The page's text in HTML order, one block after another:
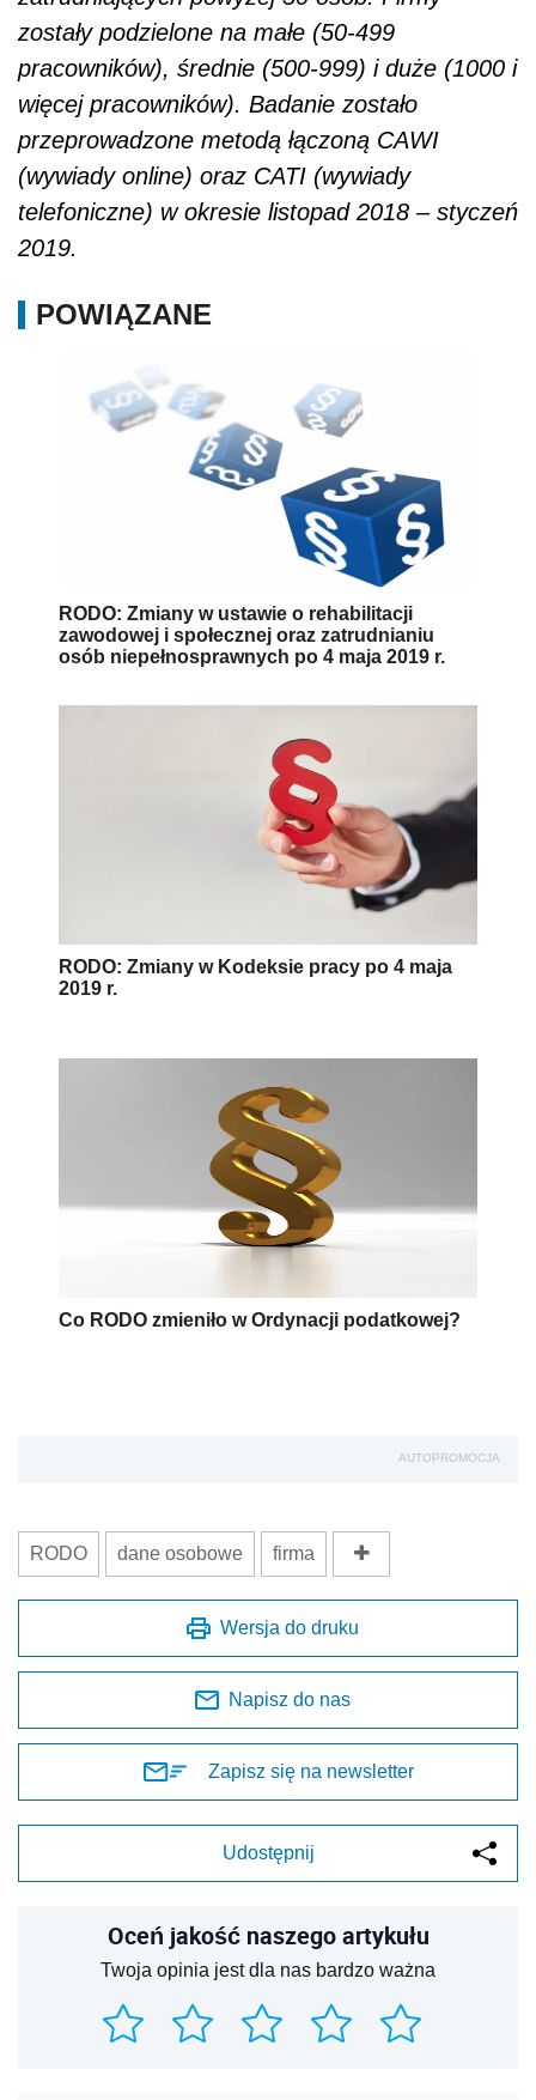
zostały podzielone na małe (50-499
pracowników), średnie (500-999) i duże (1000 i
więcej pracowników). Badanie zostało
przeprowadzone metodą łączoną CAWI
(wywiady online) oraz CATI (wywiady
telefoniczne) w okresie listopad 2018 – styczeń
2019.
POWIĄZANE
RODO: Zmiany w ustawie o rehabilitacji
zawodowej i społecznej oraz zatrudnianiu
osób niepełnosprawnych po 4 maja 2019 r.
RODO: Zmiany w Kodeksie pracy po 4 maja
2019 r.
Co RODO zmieniło w Ordynacji podatkowej?
AUTOPROMOCJA
RODO dane osobowe firma
Wersja do druku
Napisz do nas
Zapisz się na newsletter
Udostępnij
Oceń jakość naszego artykułu
Twoja opinia jest dla nas bardzo ważna